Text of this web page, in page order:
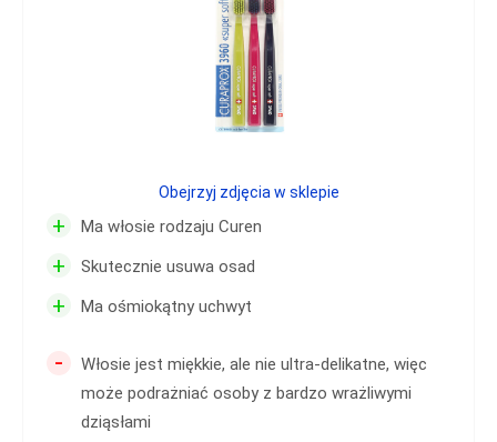
+ Ma włosie rodzaju Curen
+ Skutecznie usuwa osad
+ Ma ośmiokątny uchwyt
-
Włosie jest miękkie, ale nie ultra-delikatne, więc
może podrażniać osoby z bardzo wrażliwymi
dziąsłami
Obejrzyj zdjęcia w sklepie